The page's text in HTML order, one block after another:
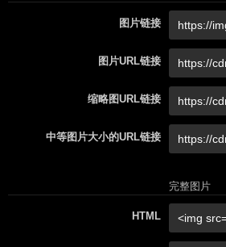
图片链接
图片URL链接
缩略图URL链接
中等图片大小的URL链接
完整图片
HTML